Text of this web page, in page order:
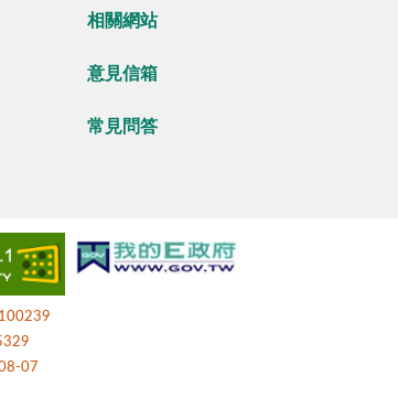
相關網站
意見信箱
常見問答
07